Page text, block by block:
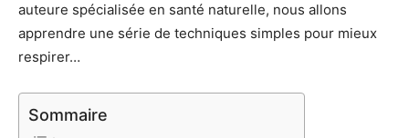
auteure spécialisée en santé naturelle, nous allons
apprendre une série de techniques simples pour mieux
respirer…
Sommaire